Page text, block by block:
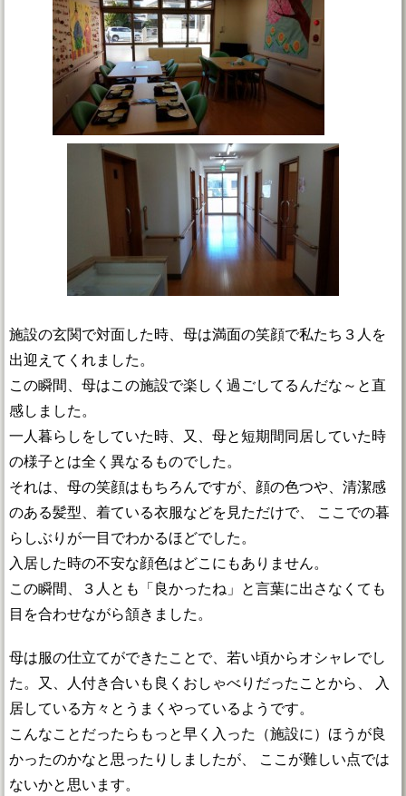
施設の玄関で対面した時、母は満面の笑顔で私たち３人を
出迎えてくれました。
この瞬間、母はこの施設で楽しく過ごしてるんだな～と直
感しました。
一人暮らしをしていた時、又、母と短期間同居していた時
の様子とは全く異なるものでした。
それは、母の笑顔はもちろんですが、顔の色つや、清潔感
のある髪型、着ている衣服などを見ただけで、 ここでの暮
らしぶりが一目でわかるほどでした。
入居した時の不安な顔色はどこにもありません。
この瞬間、３人とも「良かったね」と言葉に出さなくても
目を合わせながら頷きました。
母は服の仕立てができたことで、若い頃からオシャレでし
た。又、人付き合いも良くおしゃべりだったことから、 入
居している方々とうまくやっているようです。
こんなことだったらもっと早く入った（施設に）ほうが良
かったのかなと思ったりしましたが、 ここが難しい点では
ないかと思います。